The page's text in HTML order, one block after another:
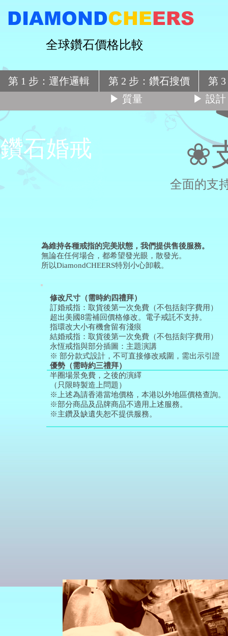
DIAMONDCHEERS
全球鑽石價格比較
第 1 步：運作邏輯 第 2 步：鑽石搜價
第
▶ 質量
▶ 設計
❀
全面的支
鑽石婚戒
為維持各種戒指的完美狀態，我們提供售後服務。
無論在任何場合，都希望發光眼，散發光。
所以DiamondCHEERS特別小心卸載。
修改尺寸（需時約四禮拜）
訂婚戒指：取貨後第一次免費（不包括刻字費用）
超出美國8需補回價格修改。電子戒託不支持。
指環改大小有機會留有淺痕
結婚戒指：取貨後第一次免費（不包括刻字費用）
永恆戒指與部分插圖：主題演講
※ 部分款式設計，不可直接修改戒圍，需出示引證
優勢（需時約三禮拜）
半圈場景免費，之後的演繹
（只限時製造上問題）
※上述為請香港當地價格，本港以外地區價格查詢。
※部分商品及品牌商品不適用上述服務。
※主鑽及缺遺失恕不提供服務。